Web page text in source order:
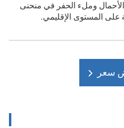
وملء الحفر في منحنى
على المستوى الإقليمي.
سعر